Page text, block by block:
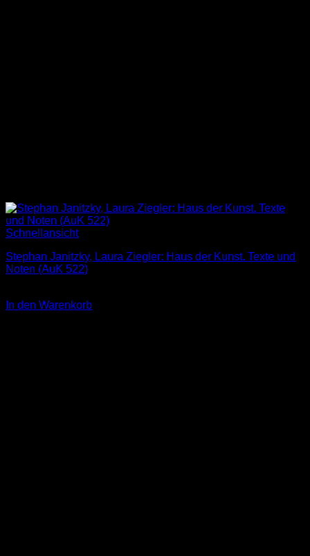
Schnellansicht
Stephan Janitzky, Laura Ziegler: Haus der Kunst. Texte und
Noten (AuK 522)
In den Warenkorb